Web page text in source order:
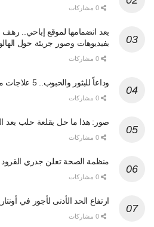
بعد انضمامها لموقع إباحي..
بفيديوهات وصور جريئة حول
وداعاً للبثور والحبوب.. 5 علاجات منزلية جربيها
صور: هذا ما حل بقلعة حلب بعد
منظمة الصحة تعلن جدري القرود
ارتفاع الحد الأدنى لأجور في